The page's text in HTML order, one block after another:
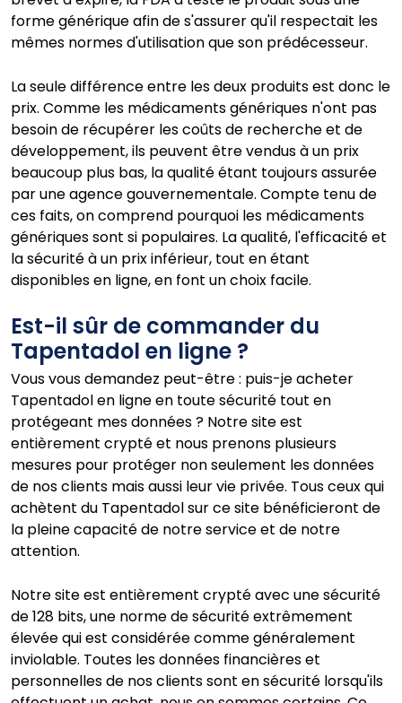
forme générique afin de s'assurer qu'il respectait les
mêmes normes d'utilisation que son prédécesseur.
La seule différence entre les deux produits est donc le
prix. Comme les médicaments génériques n'ont pas
besoin de récupérer les coûts de recherche et de
développement, ils peuvent être vendus à un prix
beaucoup plus bas, la qualité étant toujours assurée
par une agence gouvernementale. Compte tenu de
ces faits, on comprend pourquoi les médicaments
génériques sont si populaires. La qualité, l'efficacité et
la sécurité à un prix inférieur, tout en étant
disponibles en ligne, en font un choix facile.
Est-il sûr de commander du
Tapentadol en ligne ?
Vous vous demandez peut-être : puis-je acheter
Tapentadol en ligne en toute sécurité tout en
protégeant mes données ? Notre site est
entièrement crypté et nous prenons plusieurs
mesures pour protéger non seulement les données
de nos clients mais aussi leur vie privée. Tous ceux qui
achètent du Tapentadol sur ce site bénéficieront de
la pleine capacité de notre service et de notre
attention.
Notre site est entièrement crypté avec une sécurité
de 128 bits, une norme de sécurité extrêmement
élevée qui est considérée comme généralement
inviolable. Toutes les données financières et
personnelles de nos clients sont en sécurité lorsqu'ils